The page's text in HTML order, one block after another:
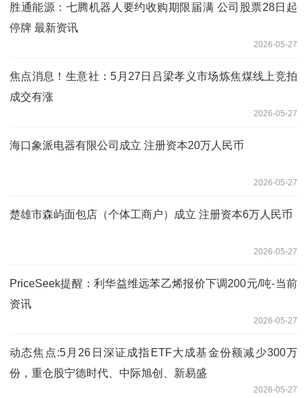
胜通能源：七腾机器人要约收购期限届满 公司股票28日起
停牌 最新资讯
2026-05-27
焦点消息！生意社：5月27日吕梁孝义市场炼焦煤线上竞拍
成交有涨
2026-05-27
海口象派电器有限公司成立 注册资本20万人民币
2026-05-27
楚雄市森屿面包店（个体工商户）成立 注册资本6万人民币
2026-05-27
PriceSeek提醒：利华益维远苯乙烯报价下调200元/吨-当前
资讯
2026-05-27
动态焦点:5月26日深证成指ETF大成基金份额减少300万
份，重仓股宁德时代、中际旭创、新易盛
2026-05-27